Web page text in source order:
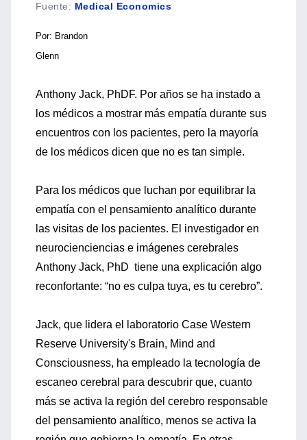
Fuente: Medical Economics
Por: Brandon
Glenn
Anthony Jack, PhDF. Por años se ha instado a
los médicos a mostrar más empatía durante sus
encuentros con los pacientes, pero la mayoría
de los médicos dicen que no es tan simple.
Para los médicos que luchan por equilibrar la
empatía con el pensamiento analítico durante
las visitas de los pacientes. El investigador en
neurocienciencias e imágenes cerebrales
Anthony Jack, PhD tiene una explicación algo
reconfortante: “no es culpa tuya, es tu cerebro”.
Jack, que lidera el laboratorio Case Western
Reserve University's Brain, Mind and
Consciousness, ha empleado la tecnología de
escaneo cerebral para descubrir que, cuanto
más se activa la región del cerebro responsable
del pensamiento analítico, menos se activa la